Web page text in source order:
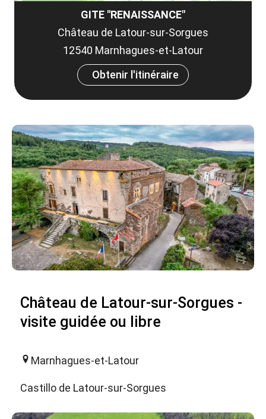
GITE "RENAISSANCE"
Château de Latour-sur-Sorgues
12540 Marnhagues-et-Latour
Obtenir l'itinéraire
Château de Latour-sur-Sorgues -
visite guidée ou libre
Marnhagues-et-Latour
Castillo de Latour-sur-Sorgues